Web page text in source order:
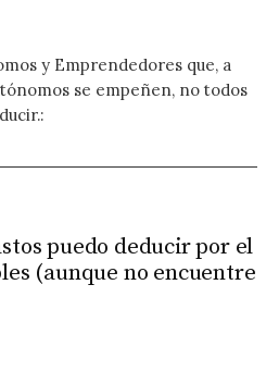
y Emprendedores que, a
se empeñen, no todos
puedo deducir por el
(aunque no encuentre